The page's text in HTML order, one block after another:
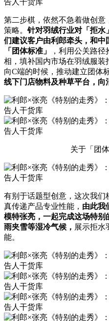
第二步棋，依然不急着做创意
策略。针对羽绒行业对「拒水
们建议客户由利郎牵头，和
「团体标准」
，利用公关路
相，填补国内市场在羽绒服
向C端的时候，推动建立团体
线下门店物料及种草平台，向
关于「团
有别于话题型创意，这次我
真传递产品专业性能， 由此我
模特张亮，一起完成这场特
雨夹雪等湿冷气候 ， 展示拒水
能。